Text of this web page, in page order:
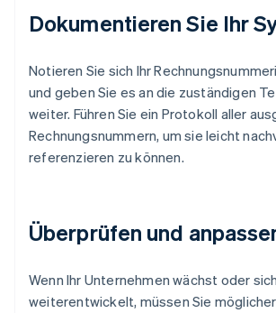
Dokumentieren Sie Ihr
Notieren Sie sich Ihr
und geben Sie es an die zuständigen
weiter. Führen Sie ein Protokoll aller
Rechnungsnummern, um sie leicht
referenzieren zu können.
Überprüfen und
Wenn Ihr Unternehmen wächst oder sich
weiterentwickelt, müssen Sie